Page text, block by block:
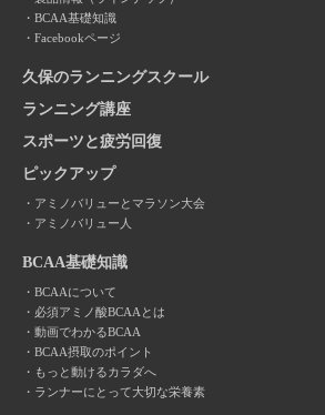
BCAA基礎知識
Facebookページ
久保のランニングスクール
ランニング講座
スポーツと疲労回復
ピックアップ
アミノバリューとマラソン大会
アミノバリュー人
BCAA基礎知識
BCAAについて
必須アミノ酸BCAAとは
動画でわかるBCAA
BCAA摂取のポイント
もっと動けるカラダへ
ランナーにとって大切な栄養素